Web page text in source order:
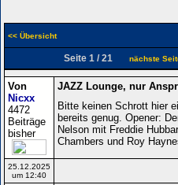
<< Übersicht
Seite 1 / 21 nächste
Von
Nicxx
4472
Beiträge
bisher
JAZZ Lounge, nur
Bitte keinen Schrott hier
bereits genug. Opener:
Nelson mit Freddie
Chambers und Roy
25.12.2025
um 12:40